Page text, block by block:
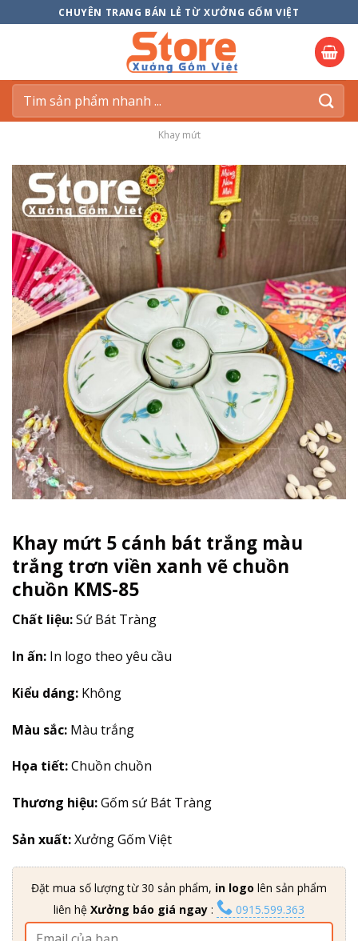
to
CHUYÊN TRANG BÁN LẺ TỪ XƯỞNG GỐM VIỆT
Tìm
kiếm:
Khay mứt
Khay mứt 5 cánh bát trắng màu
trắng trơn viền xanh vẽ chuồn
chuồn KMS-85
Chất liệu:Sứ Bát Tràng
In ấn: In logo theo yêu cầu
Kiểu dáng: Không
Màu sắc: Màu trắng
Họa tiết:Chuồn chuồn
Thương hiệu:Gốm sứ Bát Tràng
Sản xuất:Xưởng Gốm Việt
Đặt mua số lượng từ 30 sản phẩm, in logo lên sản phẩm
liên hệ Xưởng báo giá ngay : 0915.599.363